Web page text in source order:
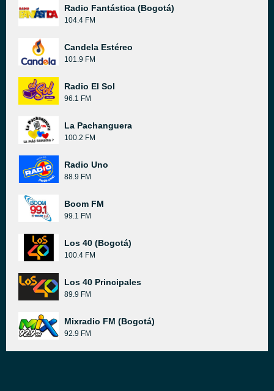
Radio Fantástica (Bogotá)
104.4 FM
Candela Estéreo
101.9 FM
Radio El Sol
96.1 FM
La Pachanguera
100.2 FM
Radio Uno
88.9 FM
Boom FM
99.1 FM
Los 40 (Bogotá)
100.4 FM
Los 40 Principales
89.9 FM
Mixradio FM (Bogotá)
92.9 FM